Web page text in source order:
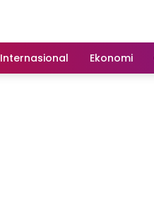
Internasional Ekonomi